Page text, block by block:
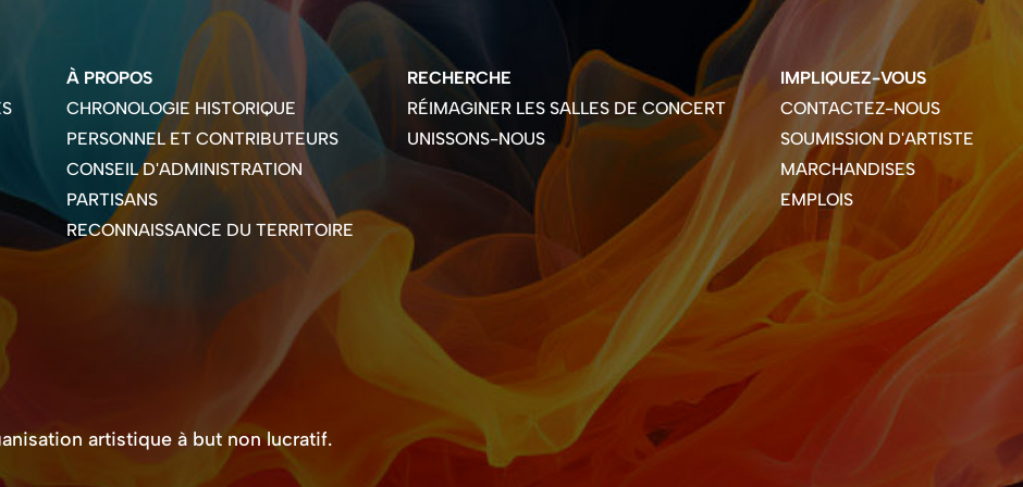
À PROPOS
CHRONOLOGIE HISTORIQUE
PERSONNEL ET CONTRIBUTEURS
CONSEIL D'ADMINISTRATION
PARTISANS
RECONNAISSANCE DU TERRITOIRE
RECHERCHE
RÉIMAGINER LES SALLES DE CONCERT
UNISSONS-NOUS
IMPLIQUEZ-VOUS
CONTACTEZ-NOUS
SOUMISSION D'ARTISTE
MARCHANDISES
EMPLOIS
artistique à but non lucratif.